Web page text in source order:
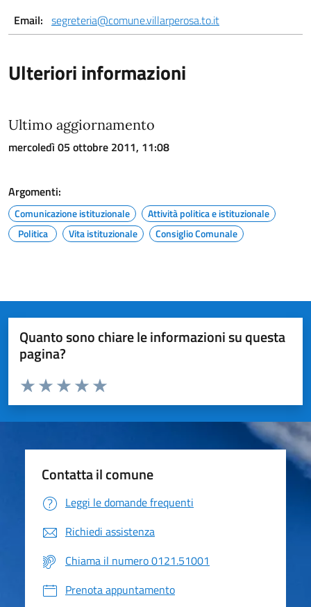
Email: segreteria@comune.villarperosa.to.it
Ulteriori informazioni
Ultimo aggiornamento
mercoledì 05 ottobre 2011, 11:08
Argomenti:
Comunicazione istituzionale
Attività politica e istituzionale
Politica
Vita istituzionale Consiglio Comunale
Quanto sono chiare le informazioni su questa
pagina?
Valuta da 1 a 5 stelle la pagina
Valuta 5 stelle su 5
Valuta 4 stelle su 5
Valuta 3 stelle su 5
Valuta 2 stelle su 5
Valuta 1 stelle su 5
Contatta il comune
Leggi le domande frequenti
Richiedi assistenza
Chiama il numero 0121.51001
Prenota appuntamento